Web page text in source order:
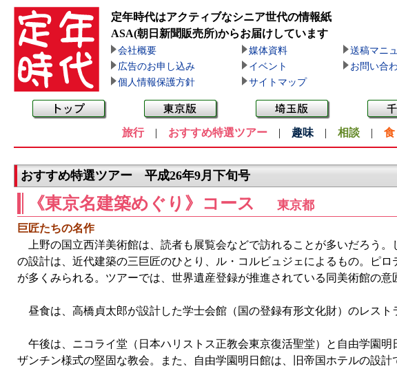
定年時代はアクティブなシニア世代の情報紙
ASA(朝日新聞販売所)からお届けしています
会社概要 媒体資料
送稿マニ
広告のお申し込み
イベント
お問い合
個人情報保護方針
サイトマップ
旅行| おすすめ特選ツアー | 趣味 | 相談 | 食
おすすめ特選ツアー 平成26年9月下旬号
《東京名建築めぐり》コース 東京都
巨匠たちの名作
上野の国立西洋美術館は、読者も展覧会などで訪れることが多いだろう
の設計は、近代建築の三巨匠のひとり、ル・コルビュジェによるもの。ピ
が多くみられる。ツアーでは、世界遺産登録が推進されている同美術館の意
昼食は、高橋貞太郎が設計した学士会館（国の登録有形文化財）のレス
午後は、ニコライ堂（日本ハリストス正教会東京復活聖堂）と自由学園
ザンチン様式の堅固な教会。また、自由学園明日館は、旧帝国ホテルの設